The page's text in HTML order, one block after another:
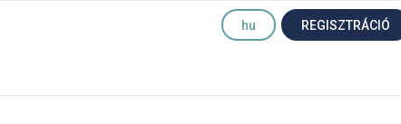
hu REGISZTRÁCIÓ